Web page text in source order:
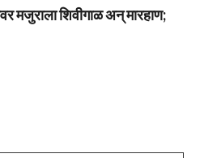
मजुराला शिवीगाळ अन् मारहाण;